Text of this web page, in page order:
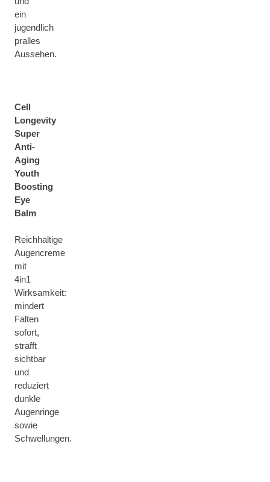
ein
jugendlich
pralles
Aussehen.
Cell
Longevity
Super
Anti-
Aging
Youth
Boosting
Eye
Balm
Reichhaltige
Augencreme
mit
4in1
Wirksamkeit:
mindert
Falten
sofort,
strafft
sichtbar
und
reduziert
dunkle
Augenringe
sowie
Schwellungen.